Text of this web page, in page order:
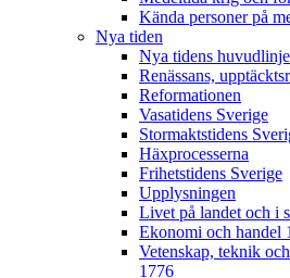
Kända personer på
Nya tiden
Nya tidens
Renässans,
Reformationen
Vasatidens Sverige
Stormaktstidens
Häxprocesserna
Frihetstidens Sverige
Upplysningen
Livet på landet och i
Ekonomi och handel
Vetenskap, teknik
1776